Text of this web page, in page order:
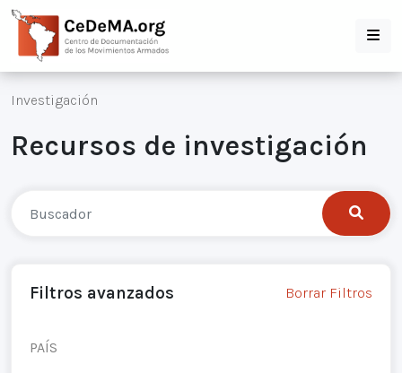
Investigación
Recursos de investigación
Filtros avanzados Borrar Filtros
PAÍS